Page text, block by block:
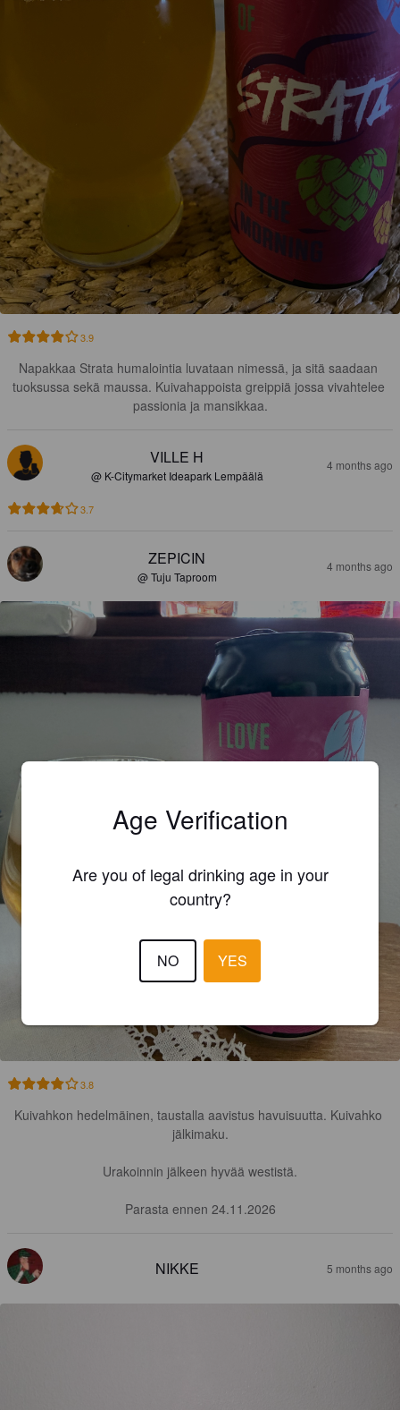
3.9
Napakkaa Strata humalointia luvataan nimessä, ja sitä saadaan
tuoksussa sekä maussa. Kuivahappoista greippiä jossa vivahtelee
passionia ja mansikkaa.
VILLE H
@ K-Citymarket Ideapark Lempäälä
4 months ago
3.7
ZEPICIN
@ Tuju Taproom
4 months ago
3.8
Kuivahkon hedelmäinen, taustalla aavistus havuisuutta. Kuivahko
jälkimaku.
Urakoinnin jälkeen hyvää westistä.
Parasta ennen 24.11.2026
NIKKE 5 months ago
Age Verification
Are you of legal drinking age in your
country?
NO YES